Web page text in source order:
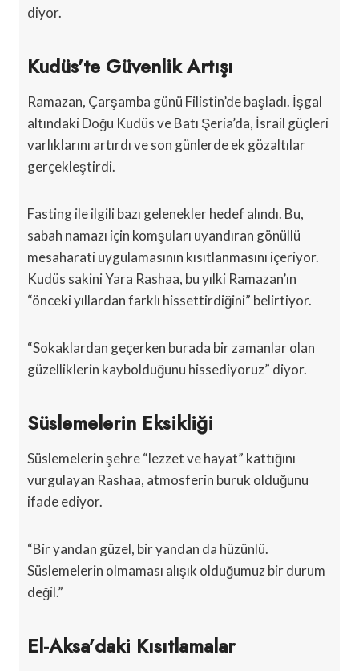
diyor.
Kudüs’te Güvenlik Artışı
Ramazan, Çarşamba günü Filistin’de başladı. İşgal
altındaki Doğu Kudüs ve Batı Şeria’da, İsrail güçleri
varlıklarını artırdı ve son günlerde ek gözaltılar
gerçekleştirdi.
Fasting ile ilgili bazı gelenekler hedef alındı. Bu,
sabah namazı için komşuları uyandıran gönüllü
mesaharati uygulamasının kısıtlanmasını içeriyor.
Kudüs sakini Yara Rashaa, bu yılki Ramazan’ın
“önceki yıllardan farklı hissettirdiğini” belirtiyor.
“Sokaklardan geçerken burada bir zamanlar olan
güzelliklerin kaybolduğunu hissediyoruz” diyor.
Süslemelerin Eksikliği
Süslemelerin şehre “lezzet ve hayat” kattığını
vurgulayan Rashaa, atmosferin buruk olduğunu
ifade ediyor.
“Bir yandan güzel, bir yandan da hüzünlü.
Süslemelerin olmaması alışık olduğumuz bir durum
değil.”
El-Aksa’daki Kısıtlamalar